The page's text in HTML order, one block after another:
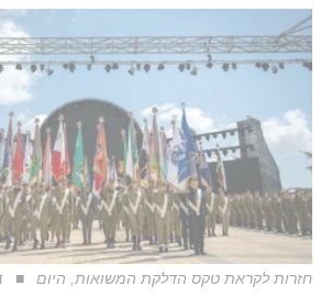
חזרות לקראת טקס הדלקת המשואות, היום